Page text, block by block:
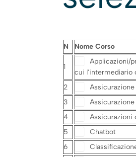
N Nome Corso
1
Applicazioni/
cui l'intermediario
2
3
4
Assicurazioni
5
Chatbot
6